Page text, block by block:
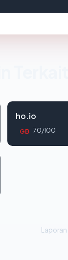
ho.io
GB 70/100